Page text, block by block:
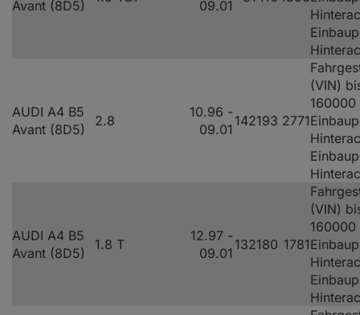
Avant (8D5)
09.01
AUDI A4 B5
Avant (8D5)
2.8
10.96 -
09.01
142193 2771
(VIN)
160000
AUDI A4 B5
Avant (8D5)
1.8 T
12.97 -
09.01
132180 1781
(VIN)
160000